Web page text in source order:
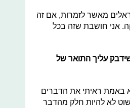
מאשר לזמרות, אם זה
אני חושבת שזה בכל
עליך התואר של
באמת ראיתי את הדברים
לא להיות חלק מהדבר